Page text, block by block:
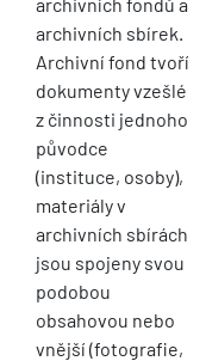
archivních sbírek.
Archivní fond tvoří
dokumenty vzešlé
z činnosti jednoho
původce
(instituce, osoby),
materiály v
archivních sbírách
jsou spojeny svou
podobou
obsahovou nebo
vnější (fotografie,